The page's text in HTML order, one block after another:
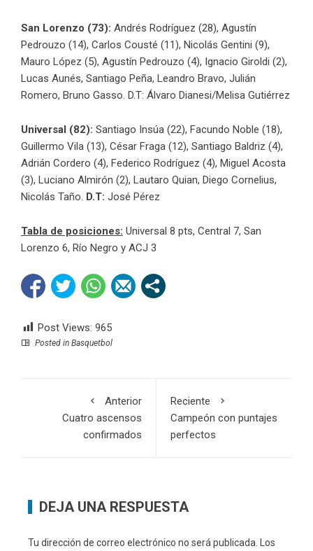
San Lorenzo (73): Andrés Rodríguez (28), Agustín
Pedrouzo (14), Carlos Cousté (11), Nicolás Gentini (9),
Mauro López (5), Agustín Pedrouzo (4), Ignacio Giroldi (2),
Lucas Aunés, Santiago Peña, Leandro Bravo, Julián
Romero, Bruno Gasso. D.T: Álvaro Dianesi/Melisa Gutiérrez
Universal (82): Santiago Insúa (22), Facundo Noble (18),
Guillermo Vila (13), César Fraga (12), Santiago Baldriz (4),
Adrián Cordero (4), Federico Rodríguez (4), Miguel Acosta
(3), Luciano Almirón (2), Lautaro Quian, Diego Cornelius,
Nicolás Taño. D.T: José Pérez
Tabla de posiciones: Universal 8 pts, Central 7, San
Lorenzo 6, Río Negro y ACJ 3
Post Views: 965
Posted in Basquetbol
Anterior
Cuatro ascensos
confirmados
Reciente
Campeón con puntajes
perfectos
DEJA UNA RESPUESTA
Tu dirección de correo electrónico no será publicada. Los